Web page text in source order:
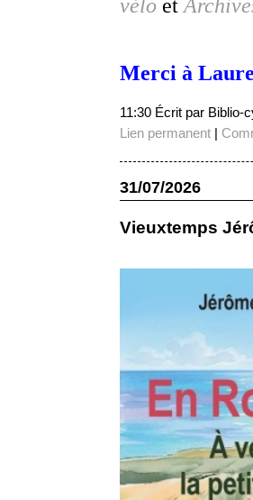
véloet
Merci à
11:30 Écrit par Biblio-
Lien permanent|
31/07/2026
Vieuxtemps